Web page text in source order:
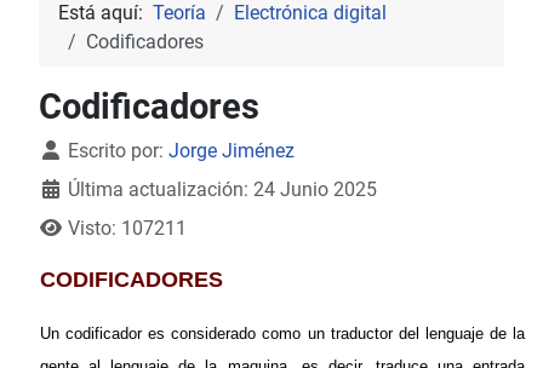
Está aquí: Teoría
Electrónica digital
Codificadores
Codificadores
Detalles
Escrito por: Jorge Jiménez
Última actualización: 24 Junio 2025
Visto: 107211
CODIFICADORES
Un codificador es considerado como un traductor del lenguaje de la